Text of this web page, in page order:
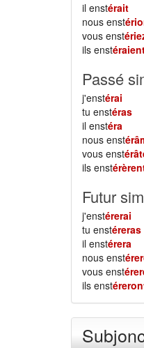
il enstérait
nous enst
vous enst
ils enst
Passé
j'enstérai
tu enstéras
il enstéra
nous enst
vous enst
ils enst
Futur
j'enstérerai
tu enstéreras
il enstérera
nous enst
vous enst
ils enst